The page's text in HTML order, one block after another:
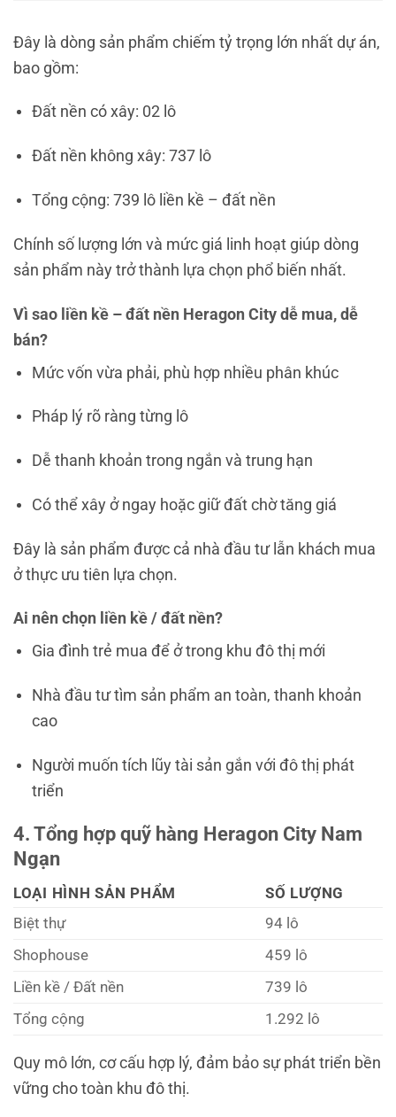
Đây là dòng sản phẩm chiếm tỷ trọng lớn nhất dự án,
bao gồm:
Đất nền có xây: 02 lô
Đất nền không xây: 737 lô
Tổng cộng: 739 lô liền kề – đất nền
Chính số lượng lớn và mức giá linh hoạt giúp dòng
sản phẩm này trở thành lựa chọn phổ biến nhất.
Vì sao liền kề – đất nền Heragon City dễ mua, dễ
bán?
Mức vốn vừa phải, phù hợp nhiều phân khúc
Pháp lý rõ ràng từng lô
Dễ thanh khoản trong ngắn và trung hạn
Có thể xây ở ngay hoặc giữ đất chờ tăng giá
Đây là sản phẩm được cả nhà đầu tư lẫn khách mua
ở thực ưu tiên lựa chọn.
Ai nên chọn liền kề / đất nền?
Gia đình trẻ mua để ở trong khu đô thị mới
Nhà đầu tư tìm sản phẩm an toàn, thanh khoản
cao
Người muốn tích lũy tài sản gắn với đô thị phát
triển
4. Tổng hợp quỹ hàng Heragon City Nam
Ngạn
LOẠI HÌNH SẢN PHẨM
SỐ LƯỢNG
Biệt thự
94 lô
Shophouse
459 lô
Liền kề / Đất nền
739 lô
Tổng cộng
1.292 lô
Quy mô lớn, cơ cấu hợp lý, đảm bảo sự phát triển bền
vững cho toàn khu đô thị.